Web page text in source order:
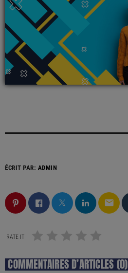
ÉCRIT PAR: ADMIN
email
RATE IT
COMMENTAIRES D’ARTICLES (0)